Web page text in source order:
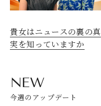
貴女はニュースの裏の真
実を知っていますか
NEW
今週のアップデート